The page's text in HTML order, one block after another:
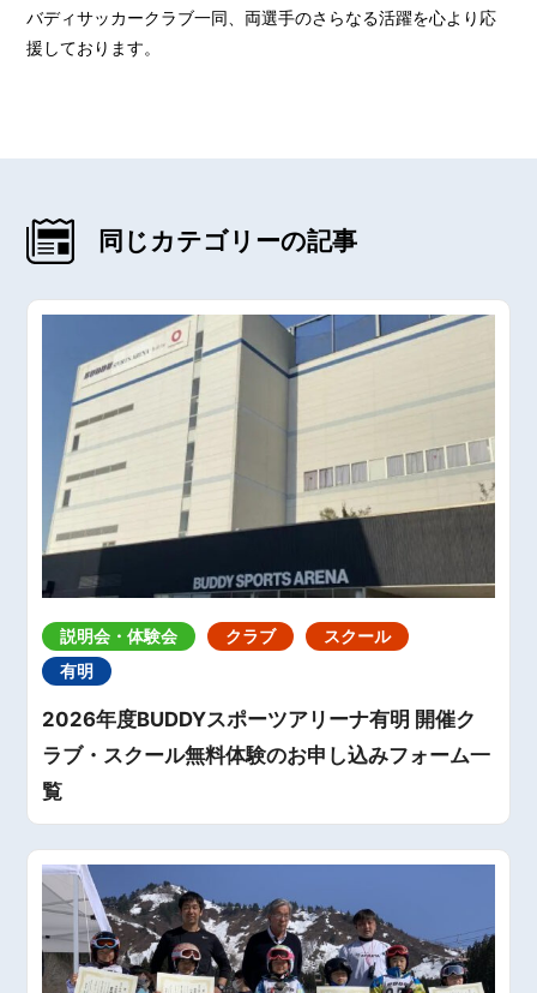
バディサッカークラブ一同、両選手のさらなる活躍を心より応
援しております。
同じカテゴリーの記事
説明会・体験会 クラブ
スクール
有明
2026年度BUDDYスポーツアリーナ有明 開催ク
ラブ・スクール無料体験のお申し込みフォーム一
覧